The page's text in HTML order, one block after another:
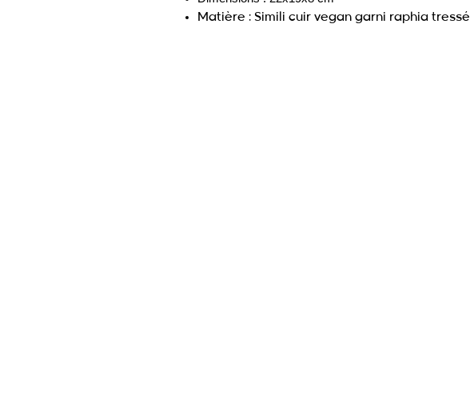
Matière : Simili cuir vegan garni raphia tressé